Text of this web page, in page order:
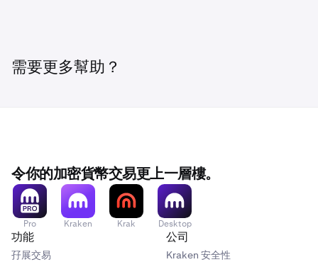
•
如果費用保留時間超出預期，我們建議聯絡您的銀行，
• 聯絡您的銀行，詢問他們是否允許向 Kraken 進行交
需要更多幫助？
令你的加密貨幣交易更上一層樓。
Pro Kraken Krak Desktop
功能
孖展交易
公司
Kraken 安全性